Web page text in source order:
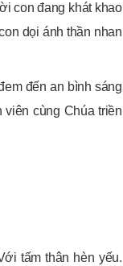
con đang khát khao
dọi ánh thần nhan
đến an bình sáng
cùng Chúa triền
tấm thân hèn yếu.